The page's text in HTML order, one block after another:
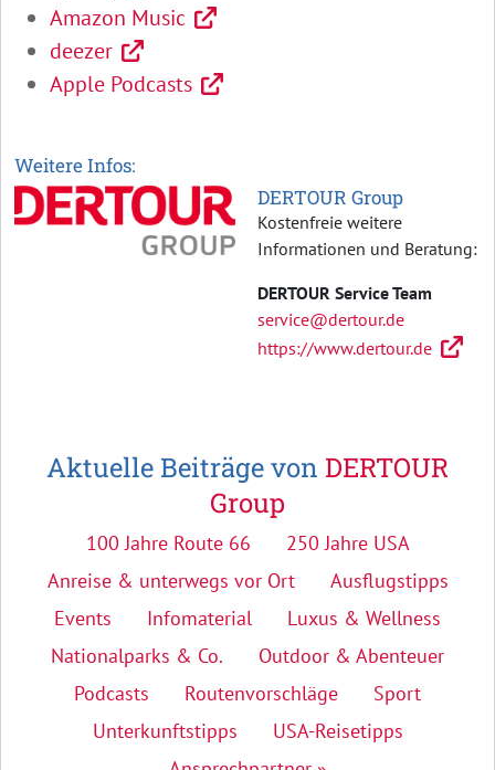
Amazon Music
deezer
Apple Podcasts
Weitere Infos:
DERTOUR Group
Kostenfreie weitere
Informationen und Beratung:
DERTOUR Service Team
service@dertour.de
https://www.dertour.de
Aktuelle Beiträge von DERTOUR
Group
100 Jahre Route 66
250 Jahre USA
Anreise & unterwegs vor Ort
Ausflugstipps
Events
Infomaterial
Luxus & Wellness
Nationalparks & Co.
Outdoor & Abenteuer
Podcasts
Routenvorschläge
Sport
Unterkunftstipps
USA-Reisetipps